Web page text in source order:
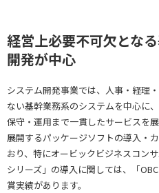
経営上必要不可欠とな
開発が中心
システム開発事業では、人事・経理
ない基幹業務系のシステムを中心に
保守・運用まで一貫したサービスを
展開するパッケージソフトの導入・
おり、特にオービックビジネスコン
シリーズ」の導入に関しては、「
賞実績があります。